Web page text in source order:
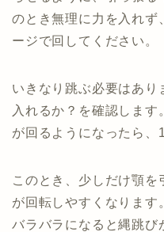
のとき無理に力を入れず
ージで回してください。
いきなり跳ぶ必要はあり
入れるか？を確認しま
が回るようになったら、
このとき、少しだけ顎
が回転しやすくなります
バラバラになると縄跳び